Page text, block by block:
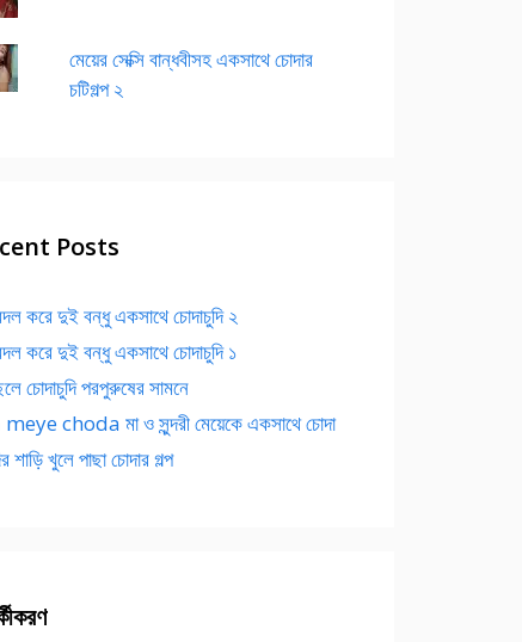
মেয়ের সেক্সি বান্ধবীসহ একসাথে চোদার
চটিগল্প ২
Posts
করে দুই বন্ধু একসাথে চোদাচুদি ২
করে দুই বন্ধু একসাথে চোদাচুদি ১
চোদাচুদি পরপুরুষের সামনে
choda মা ও সুন্দরী মেয়েকে একসাথে চোদা
শাড়ি খুলে পাছা চোদার গল্প